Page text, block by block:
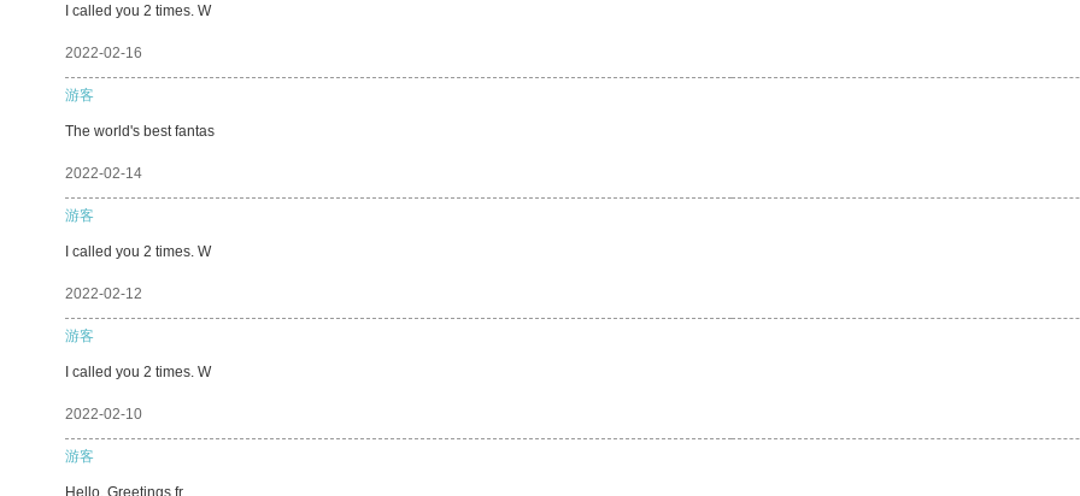
I called you 2 times. W
2022-02-16
游客
The world's best fantas
2022-02-14
游客
I called you 2 times. W
2022-02-12
游客
I called you 2 times. W
2022-02-10
游客
Hello, Greetings fr